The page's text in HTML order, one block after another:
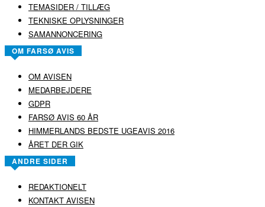
TEMASIDER / TILLÆG
TEKNISKE OPLYSNINGER
SAMANNONCERING
OM FARSØ AVIS
OM AVISEN
MEDARBEJDERE
GDPR
FARSØ AVIS 60 ÅR
HIMMERLANDS BEDSTE UGEAVIS 2016
ÅRET DER GIK
ANDRE SIDER
REDAKTIONELT
KONTAKT AVISEN